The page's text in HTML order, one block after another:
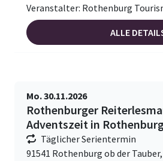
Veranstalter: Rothenburg
ALLE
Mo. 30.11.2026
Rothenburger
Adventszeit in
Täglicher Serientermin
91541 Rothenburg ob der Tauber,